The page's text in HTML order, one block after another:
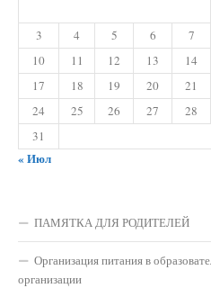
3
4 5 6 7
10
11 12 13 14
17
18 19 20 21
24
25 26 27 28
31
« Июл
ПАМЯТКА ДЛЯ РОДИТЕЛЕЙ
Организация питания в
организации